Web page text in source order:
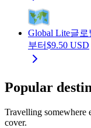
Global Lite글로
부터$9.50 USD
Popular
Travelling somewhere
cover.